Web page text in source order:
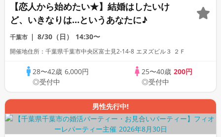
【恋人から始めたい★】結婚はしたいけ
ど、いきなりは…というあなたに♪
千葉市 8/30（日） 14:30〜
開催地住所：千葉県千葉市中央区富士見2-14-8 エヌズビル３ ２Ｆ
28〜42歳 6,000円
◎受付中
25〜40歳 200円
◎受付中
男性先行中!